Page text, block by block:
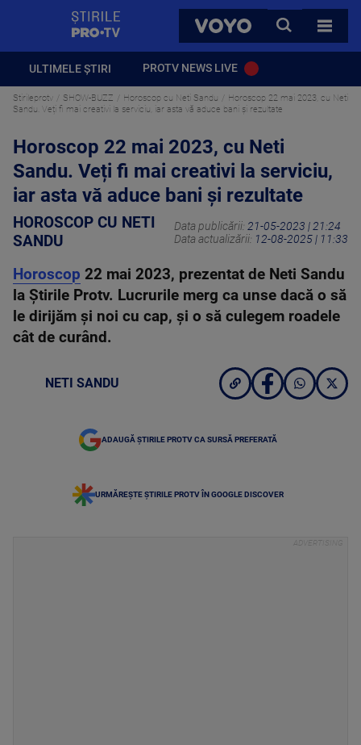
VOYO
CAUTA
TOATE
ULTIMELE ȘTIRI PROTV NEWS LIVE
Stirileprotv SHOW-BUZZ Horoscop cu Neti Sandu
Horoscop 22 mai 2023, cu Neti
Sandu. Veți fi mai creativi la serviciu, iar asta vă aduce bani și rezultate
Horoscop 22 mai 2023, cu Neti
Sandu. Veți fi mai creativi la serviciu,
iar asta vă aduce bani și rezultate
HOROSCOP CU NETI
SANDU
Data publicării: 21-05-2023 | 21:24
Data actualizării: 12-08-2025 | 11:33
Horoscop 22 mai 2023, prezentat de Neti Sandu
la Știrile Protv. Lucrurile merg ca unse dacă o să
le dirijăm şi noi cu cap, şi o să culegem roadele
cât de curând.
NETI SANDU
ADAUGĂ ȘTIRILE PROTV CA SURSĂ PREFERATĂ
URMĂREȘTE ȘTIRILE PROTV ÎN GOOGLE DISCOVER